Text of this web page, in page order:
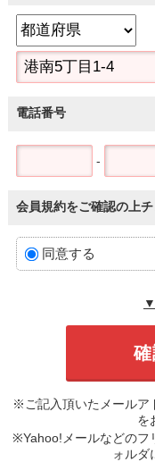
電話番号
-
会員規約をご確認の上
同意する
※ご記入頂いたメールア
を
※Yahoo!メールなどのフ
ォルダ